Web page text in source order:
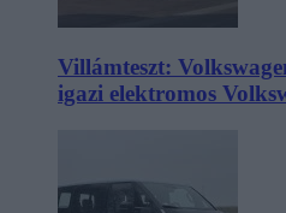
Villámteszt:
igazi elektromos